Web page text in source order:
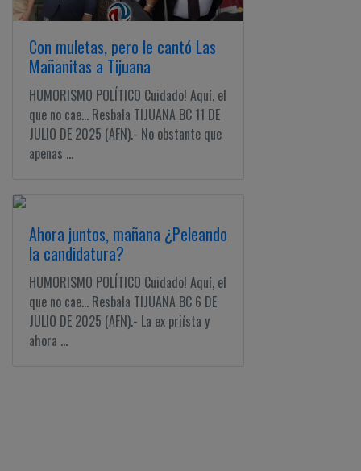
Con muletas, pero le cantó Las
Mañanitas a Tijuana
HUMORISMO POLÍTICO Cuidado! Aquí, el
que no cae... Resbala TIJUANA BC 11 DE
JULIO DE 2025 (AFN).- No obstante que
apenas ...
Ahora juntos, mañana ¿Peleando
la candidatura?
HUMORISMO POLÍTICO Cuidado! Aquí, el
que no cae... Resbala TIJUANA BC 6 DE
JULIO DE 2025 (AFN).- La ex priísta y
ahora ...